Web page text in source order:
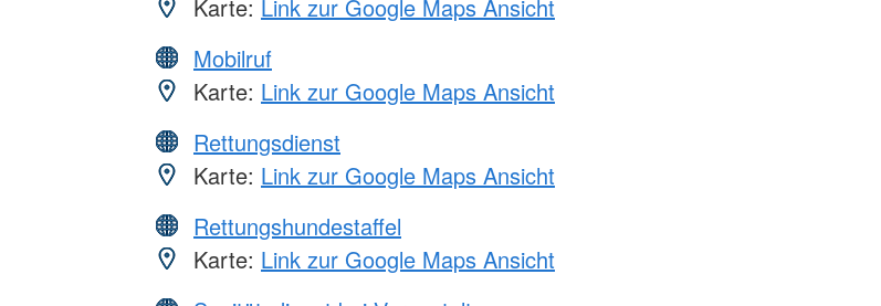
Karte: Link zur Google Maps Ansicht
Mobilruf
Karte: Link zur Google Maps Ansicht
Rettungsdienst
Karte: Link zur Google Maps Ansicht
Rettungshundestaffel
Karte: Link zur Google Maps Ansicht